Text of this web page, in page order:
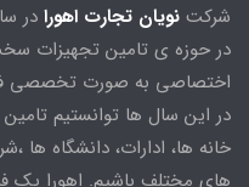
شرکت نویان تجارت اهورا
در حوزه ی تامین تجهیزات
اختصاصی به صورت تخصصی
در این سال ها توانستیم
خانه ها، ادارات، دانشگاه ها
های مختلف باشیم. اهورا